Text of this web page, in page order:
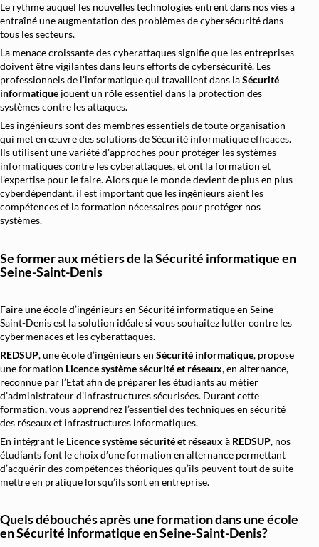
Architecture et Sécurité Cloud
Conteneurisation Docker et
Intégration Continue et Déploiement
Automatisation Réseau avec
Software-Defined Networking (SDN) et
Supervision et Observabilité
Le rythme auquel les nouvelles technologies entrent dans nos vies a
entraîné une augmentation des problèmes de cybersécurité dans
tous les secteurs.
La menace croissante des cyberattaques signifie que les entreprises
doivent être vigilantes dans leurs efforts de cybersécurité. Les
professionnels de l'informatique qui travaillent dans laSécurité
informatique jouent un rôle essentiel dans la protection des
systèmes contre les attaques.
Les ingénieurs sont des membres essentiels de toute organisation
qui met en œuvre des solutions de Sécurité informatique efficaces.
Ils utilisent une variété d'approches pour protéger les systèmes
informatiques contre les cyberattaques, et ont la formation et
l'expertise pour le faire. Alors que le monde devient de plus en plus
cyberdépendant, il est important que les ingénieurs aient les
compétences et la formation nécessaires pour protéger nos
systèmes.
Se former aux métiers de la Sécurité informatique en
Seine-Saint-Denis
Faire une école d’ingénieurs en Sécurité informatique en Seine-
Saint-Denis est la solution idéale si vous souhaitez lutter contre les
cybermenaces et les cyberattaques.
REDSUP, une école d’ingénieurs en Sécurité informatique, propose
une formation Licence système sécurité et réseaux, en alternance,
reconnue par l’Etat afin de préparer les étudiants au métier
d’administrateur d’infrastructures sécurisées. Durant cette
formation, vous apprendrez l’essentiel des techniques en sécurité
des réseaux et infrastructures informatiques.
En intégrant le Licence système sécurité et réseaux à REDSUP, nos
étudiants font le choix d’une formation en alternance permettant
d’acquérir des compétences théoriques qu’ils peuvent tout de suite
mettre en pratique lorsqu’ils sont en entreprise.
Quels débouchés après une formation dans une école
en Sécurité informatique en Seine-Saint-Denis?